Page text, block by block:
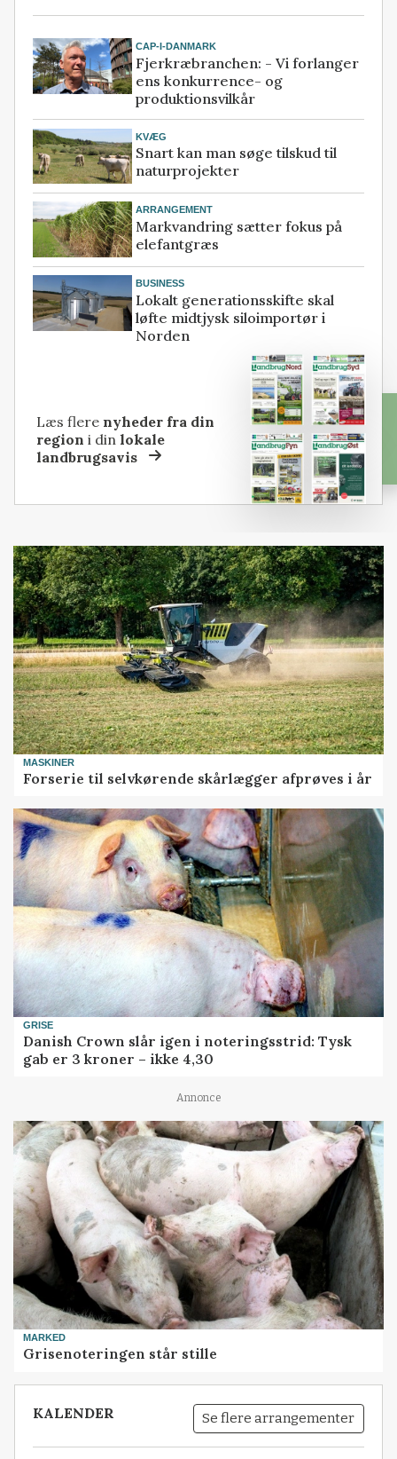
CAP-I-DANMARK
Fjerkræbranchen: - Vi forlanger
ens konkurrence- og
produktionsvilkår
KVÆG
Snart kan man søge tilskud til
naturprojekter
ARRANGEMENT
Markvandring sætter fokus på
elefantgræs
BUSINESS
Lokalt generationsskifte skal
løfte midtjysk siloimportør i
Norden
Læs flere nyheder fra din
region i dinlokale
landbrugsavis
MASKINER
Forserie til selvkørende skårlægger afprøves i år
GRISE
Danish Crown slår igen i noteringsstrid: Tysk
gab er 3 kroner – ikke 4,30
Annonce
MARKED
Grisenoteringen står stille
KALENDER Se flere arrangementer